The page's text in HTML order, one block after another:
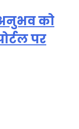
को
पर